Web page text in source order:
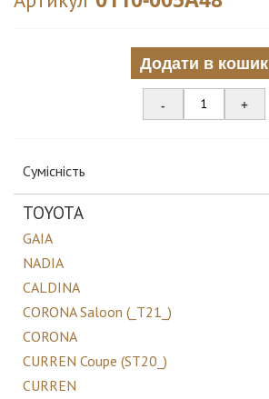
Додати в кошик
- +
Сумісність
TOYOTA
GAIA
NADIA
CALDINA
CORONA Saloon (_T21_)
CORONA
CURREN Coupe (ST20_)
CURREN